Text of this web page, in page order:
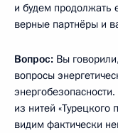
и будем продолжать
верные партнёры и
Вопрос: Вы
вопросы
из нитей
видим фактически